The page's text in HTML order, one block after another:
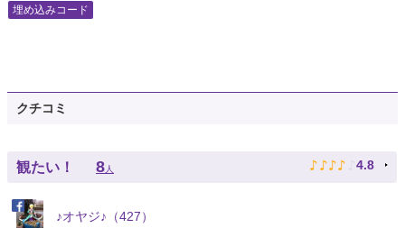
埋め込みコード
クチコミ
観たい！ 8人 ♪ ♪ ♪ ♪ ♪ 4.8
♪オヤジ♪（427）